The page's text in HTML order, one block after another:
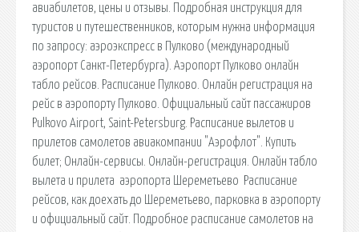
авиабилетов, цены и отзывы. Подробная инструкция для
туристов и путешественников, которым нужна информация
по запросу: аэроэкспресс в Пулково (международный
аэропорт Санкт-Петербурга). Аэропорт Пулково онлайн
табло рейсов. Расписание Пулково. Онлайн регистрация на
рейс в аэропорту Пулково. Официальный сайт пассажиров
Pulkovo Airport, Saint-Petersburg. Расписание вылетов и
прилетов самолетов авиакомпании "Аэрофлот". Купить
билет; Онлайн-сервисы. Онлайн-регистрация. Онлайн табло
вылета и прилета ️ аэропорта Шереметьево ️ Расписание
рейсов, как доехать до Шереметьево, парковка в аэропорту
и официальный сайт. Подробное расписание самолетов на